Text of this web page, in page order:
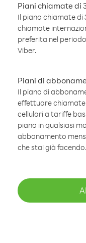
Piani chiamate di
Il piano chiamate di
chiamate
preferita nel
Viber.
Piani di
Il piano di
effettuare chiamate
cellulari a tariffe
piano in qualsiasi
abbonamento
che stai già facendo.